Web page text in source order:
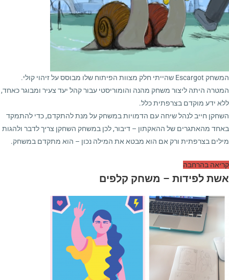
המשחק Escargot שהייתי חלק מצוות הפיתוח שלו מבוסס על זיהוי קולי.
המטרה היתה ליצור משחק מהנה והומוריסטי עבור קהל יעד צעיר ומבוגר כאחד,
ללא ידע מוקדם בצרפתית כלל.
השחקן חייב לנהל שיחה עם הדמויות במשחק על מנת להתקדם, כדי להתמקד
באחד מהאתגרים של ההאקתון – דיבור, לכן במשחק השחקן צריך לדבר ולהגות
מילים בצרפתית ורק אם הוא מבטא את המילה נכון – הוא מתקדם במשחק.
קריאה בהרחבה
אשת לפידות – משחק קלפים